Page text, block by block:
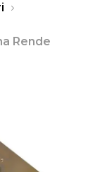
Rende